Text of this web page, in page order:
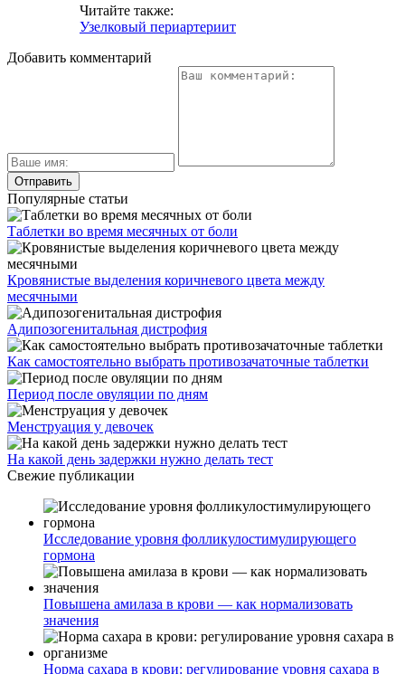
Читайте также:
Узелковый периартериит
Добавить комментарий
Популярные статьи
Таблетки во время месячных от боли
Кровянистые выделения коричневого цвета между
месячными
Адипозогенитальная дистрофия
Как самостоятельно выбрать противозачаточные таблетки
Период после овуляции по дням
Менструация у девочек
На какой день задержки нужно делать тест
Свежие публикации
Исследование уровня фолликулостимулирующего
гормона
Повышена амилаза в крови — как нормализовать
значения
Норма сахара в крови: регулирование уровня сахара в